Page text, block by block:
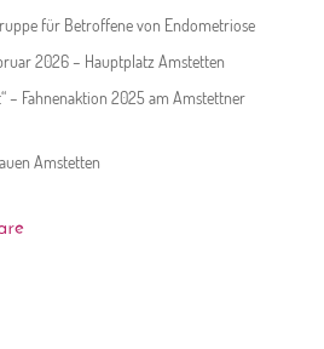
für Betroffene von Endometriose
2026 – Hauptplatz Amstetten
– Fahnenaktion 2025 am Amstettner
Amstetten